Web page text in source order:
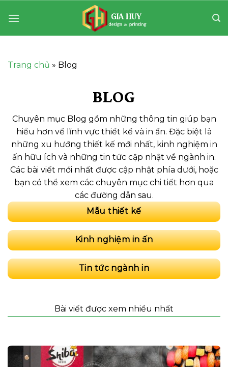
qua
Trang chủ » Blog
BLOG
Chuyên mục Blog gồm những thông tin giúp bạn
hiểu hơn về lĩnh vực thiết kế và in ấn. Đặc biệt là
những xu hướng thiết kế mới nhất, kinh nghiệm in
ấn hữu ích và những tin tức cập nhật về ngành in.
Các bài viết mới nhất được cập nhật phía dưới, hoặc
bạn có thể xem các chuyên mục chi tiết hơn qua
các đường dẫn sau.
Mẫu thiết kế
Kinh nghiệm in ấn
Tin tức ngành in
Bài viết được xem nhiều nhất